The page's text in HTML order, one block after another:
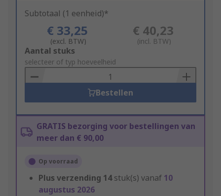
Subtotaal (1 eenheid)*
€ 33,25
(excl. BTW)
€ 40,23
(incl. BTW)
Add
to
Basket
Aantal stuks
selecteer of typ hoeveelheid
Bestellen
GRATIS bezorging voor bestellingen van
meer dan € 90,00
Op voorraad
Plus verzending 14stuk(s) vanaf 10
augustus 2026